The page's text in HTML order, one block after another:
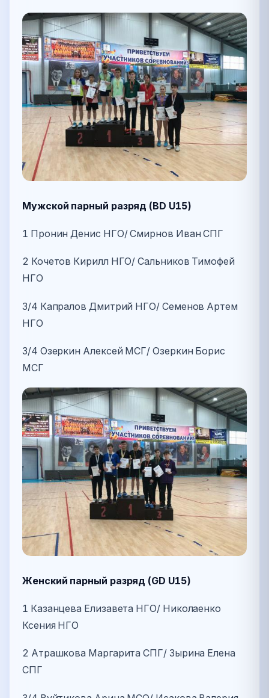
Мужской парный разряд (BD U15)
1 Пронин Денис НГО/ Смирнов Иван СПГ
2 Кочетов Кирилл НГО/ Сальников Тимофей
НГО
3/4 Капралов Дмитрий НГО/ Семенов Артем
НГО
3/4 Озеркин Алексей МСГ/ Озеркин Борис
МСГ
Женский парный разряд (GD U15)
1 Казанцева Елизавета НГО/ Николаенко
Ксения НГО
2 Атрашкова Маргарита СПГ/ Зырина Елена
СПГ